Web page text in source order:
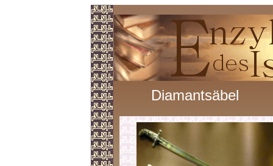
Diamantsäbel